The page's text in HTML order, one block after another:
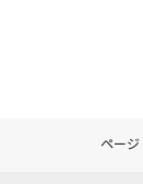
ペー